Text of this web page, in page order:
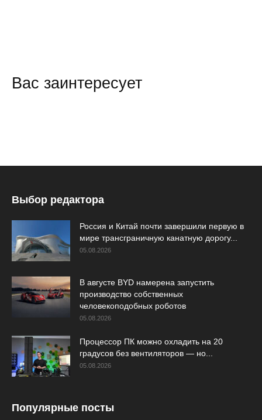
Вас заинтересует
Выбор редактора
Россия и Китай почти завершили первую в
мире трансграничную канатную дорогу...
05.08.2026
В августе BYD намерена запустить
производство собственных
человекоподобных роботов
05.08.2026
Процессор ПК можно охладить на 20
градусов без вентиляторов — но...
05.08.2026
Популярные посты